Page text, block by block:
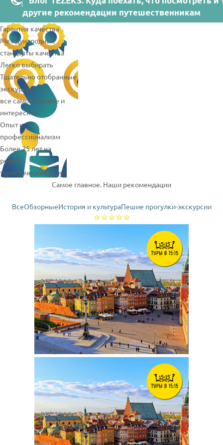
другие рекомендации путешественникам
Гарантия качества
Международные
стандарты качества
Легко выбирать
Тщательно отобранные
экскурсии:
все самое важное и
интересное
Опыт и
профессионализм
Более 25 лет на
рынке
туристических услуг
Самое главное. Наши рекомендации
ВсеОбзорныеИстория и культураПешие прогулки-экскурсии